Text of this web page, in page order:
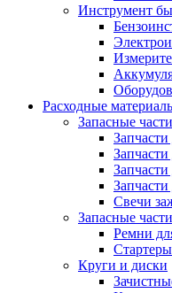
Инструмент
Расходные
Запасные
Свечи
Запасные
Ремни
Круги и диски